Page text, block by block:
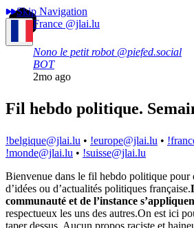
Skip Navigation
France @jlai.lu
Nono le petit robot @piefed.social
BOT
2mo ago
Fil hebdo politique.
!belgique@jlai.lu • !europe@jlai.lu •
!monde@jlai.lu • !suisse@jlai.lu
Bienvenue dans le fil hebdo politique pour
d’idées ou d’actualités politiques française.
communauté et de l’instance
respectueux les uns des autres.On est ici
taper dessus. Aucun propos raciste et